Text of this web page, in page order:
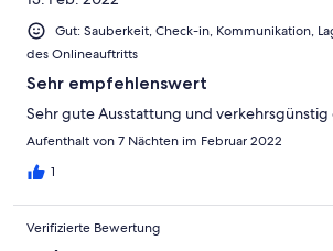
Service! Sehr praktisch, die kostenlosen
Das Auto konnten wir stehen lassen. Wir
und konnten Berlin von Rummelsburg aus
Kurzum wir hatten perfekte 5 Tage in Berlin -
auch länger aushalten.
Gut: Sauberkeit, Check-in, Kommunikation,
des Onlineauftritts
Sehr empfehlenswert
Sehr gute Ausstattung und
Aufenthalt von 7 Nächten im Februar 2022
1
Verifizierte Bewertung